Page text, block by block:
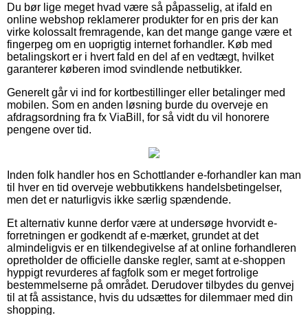
Du bør lige meget hvad være så påpasselig, at ifald en
online webshop reklamerer produkter for en pris der kan
virke kolossalt fremragende, kan det mange gange være et
fingerpeg om en uoprigtig internet forhandler. Køb med
betalingskort er i hvert fald en del af en vedtægt, hvilket
garanterer køberen imod svindlende netbutikker.
Generelt går vi ind for kortbestillinger eller betalinger med
mobilen. Som en anden løsning burde du overveje en
afdragsordning fra fx ViaBill, for så vidt du vil honorere
pengene over tid.
Inden folk handler hos en Schottlander e-forhandler kan man
til hver en tid overveje webbutikkens handelsbetingelser,
men det er naturligvis ikke særlig spændende.
Et alternativ kunne derfor være at undersøge hvorvidt e-
forretningen er godkendt af e-mærket, grundet at det
almindeligvis er en tilkendegivelse af at online forhandleren
opretholder de officielle danske regler, samt at e-shoppen
hyppigt revurderes af fagfolk som er meget fortrolige
bestemmelserne på området. Derudover tilbydes du genvej
til at få assistance, hvis du udsættes for dilemmaer med din
shopping.